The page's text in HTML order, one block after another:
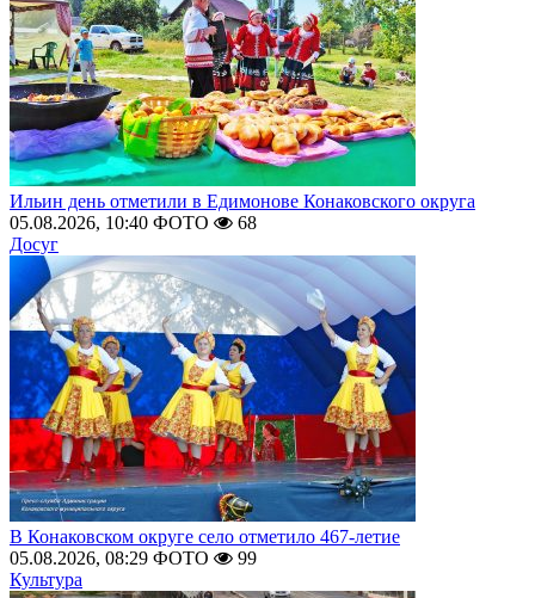
Ильин день отметили в Едимонове Конаковского округа
05.08.2026, 10:40 ФОТО
68
Досуг
В Конаковском округе село отметило 467-летие
05.08.2026, 08:29 ФОТО
99
Культура